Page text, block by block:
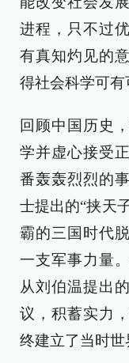
进程，只不过
有真知灼见的
得社会科学可有
回顾中国历史
学并虚心接受
番轰轰烈烈的
士提出的“挟天
霸的三国时代
一支军事力量
从刘伯温提出
议，积蓄实力
终建立了当时世